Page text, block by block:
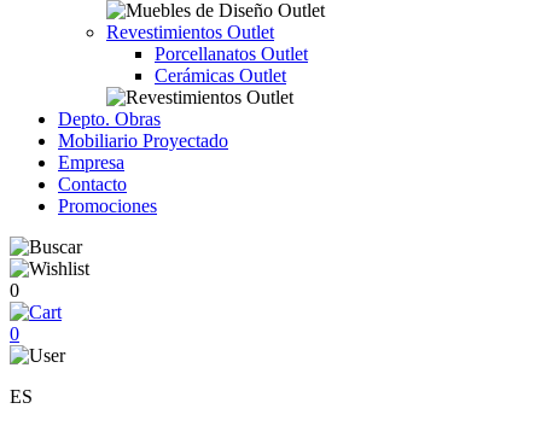
Revestimientos Outlet
Porcellanatos Outlet
Cerámicas Outlet
Depto. Obras
Mobiliario Proyectado
Empresa
Contacto
Promociones
0
0
ES